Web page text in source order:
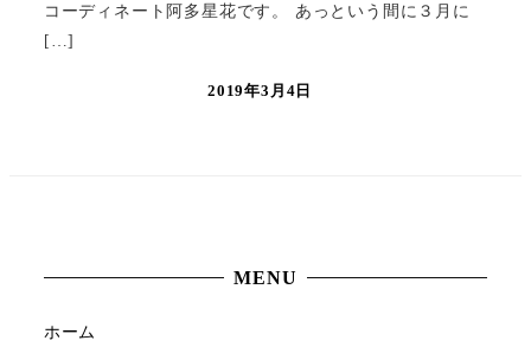
コーディネート阿多星花です。 あっという間に３月に
[…]
2019年3月4日
MENU
ホーム